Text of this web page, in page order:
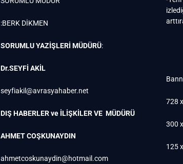
:BERK DİKMEN
SORUMLU YAZİŞLERİ MÜDÜRÜ:
Dr.SEYFİ AKİL
seyfiakil@avrasyahaber.net
DIŞ HABERLER ve İLİŞKİLER VE MÜDÜRÜ
AHMET COŞKUNAYDIN
ahmetcoskunaydin@hotmail.com
728
300
125